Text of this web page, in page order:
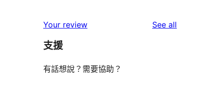
Your review See all
支援
有話想說？需要協助？